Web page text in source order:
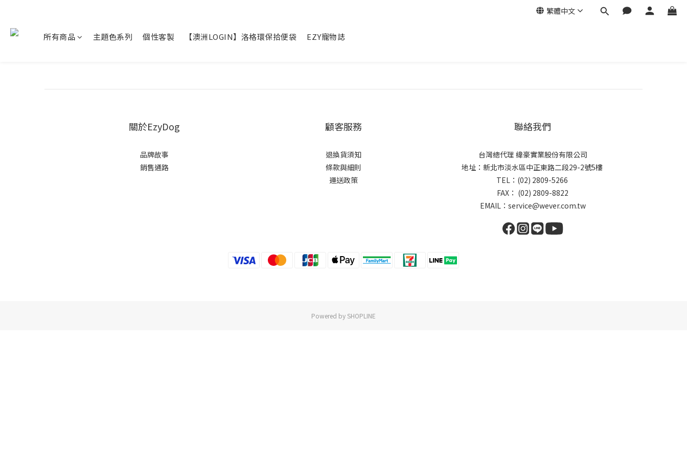
繁體中文
所有商品 主題色系列 個性客製 【澳洲LOGIN】洛格環保拾便袋 EZY寵物誌
關於EzyDog
品牌故事
銷售通路
顧客服務
退換貨須知
條款與細則
運送政策
聯絡我們
台灣總代理 緯豪實業股份有限公司
地址：新北市淡水區中正東路二段29-2號5樓
TEL：(02) 2809-5266
FAX： (02) 2809-8822
EMAIL：service@wever.com.tw
Powered by SHOPLINE